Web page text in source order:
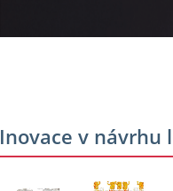
Inovace v návrhu